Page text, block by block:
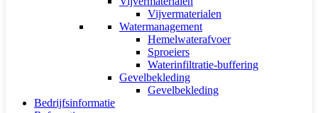
Vijvermaterialen
Watermanagement
Hemelwaterafvoer
Sproeiers
Waterinfiltratie-buffering
Gevelbekleding
Gevelbekleding
Bedrijfsinformatie